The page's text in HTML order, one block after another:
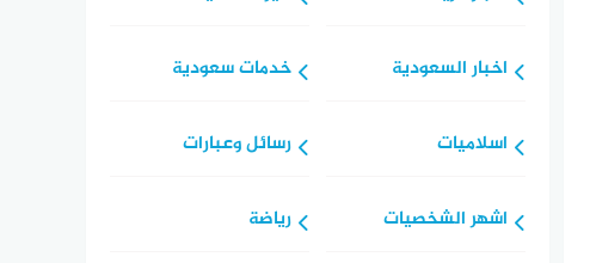
اخبار السعودية
اسلاميات
اشهر الشخصيات
خدمات سعودية
رسائل وعبارات
رياضة